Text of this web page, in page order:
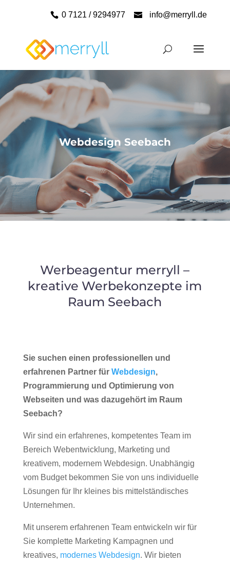
0 7121 / 9294977 info@merryll.de
Webdesign Seebach
Werbeagentur merryll –
kreative Werbekonzepte im
Raum Seebach
Sie suchen einen professionellen und
erfahrenen Partner für Webdesign,
Programmierung und Optimierung von
Webseiten und was dazugehört im Raum
Seebach?
Wir sind ein erfahrenes, kompetentes Team im
Bereich Webentwicklung, Marketing und
kreativem, modernem Webdesign. Unabhängig
vom Budget bekommen Sie von uns individuelle
Lösungen für Ihr kleines bis mittelständisches
Unternehmen.
Mit unserem erfahrenen Team entwickeln wir für
Sie komplette Marketing Kampagnen und
kreatives, modernes Webdesign. Wir bieten